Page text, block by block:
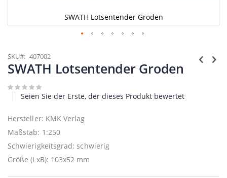
SWATH Lotsentender Groden
Anfang
der
Bildgalerie
SKU 407002
SWATH Lotsentender Groden
Seien Sie der Erste, der dieses Produkt bewertet
Hersteller: KMK Verlag
Maßstab: 1:250
Schwierigkeitsgrad: schwierig
Größe (LxB): 103x52 mm